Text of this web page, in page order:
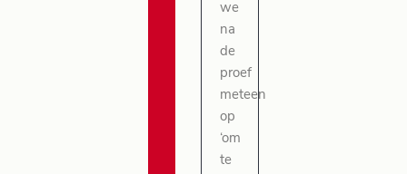
we
na
de
proef
meteen
op
‘om
te